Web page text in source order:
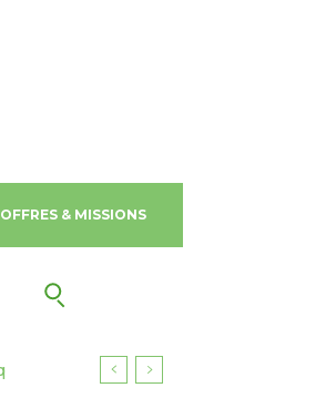
OFFRES & MISSIONS